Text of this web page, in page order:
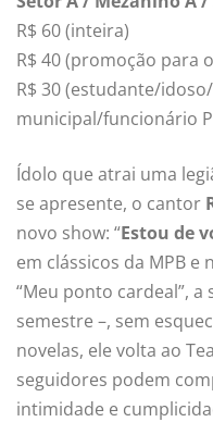
R$ 60 (inteira)
R$ 40 (promoção para
R$ 30 (estudante/
municipal/funcionário
Ídolo que atrai uma
se apresente, o cantor
novo show: “Estou de
em clássicos da MPB
“Meu ponto cardeal”,
semestre –, sem
novelas, ele volta ao
seguidores podem
intimidade e